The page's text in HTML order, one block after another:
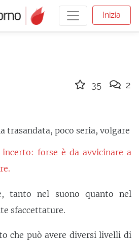
Inizia
trasandata, poco seria, volgare
forse è da avvicinare a
tanto nel suono quanto nel
sfaccettature.
che può avere diversi livelli di
35 2